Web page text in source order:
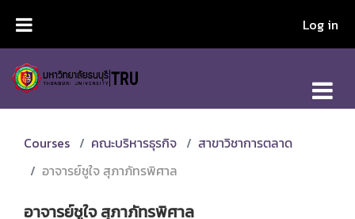
Log in
Courses คณะบริหารธุรกิจ
สาขาวิชาการตลาด
อาจารย์ชูใจ สุภาภัทรพิศาล
อาจารย์ชูใจ สุภาภัทรพิศาล